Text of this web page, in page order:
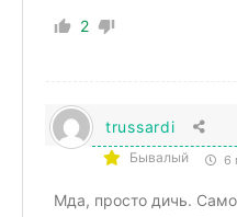
2
trussardi
Бывалый 6
Мда, просто дичь.